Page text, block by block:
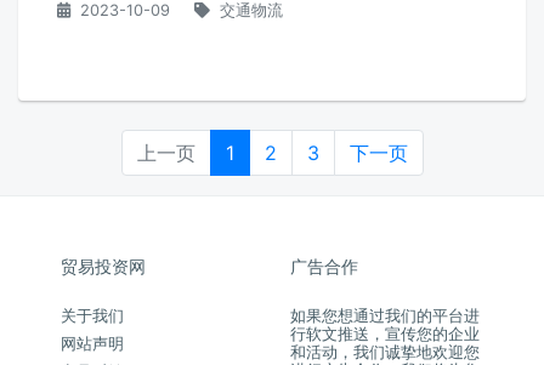
2023-10-09 交通物流
上一页 1 2 3 下一页
贸易投资网
关于我们
网站声明
广告合作
如果您想通过我们的平台进
行软文推送，宣传您的企业
和活动，我们诚挚地欢迎您